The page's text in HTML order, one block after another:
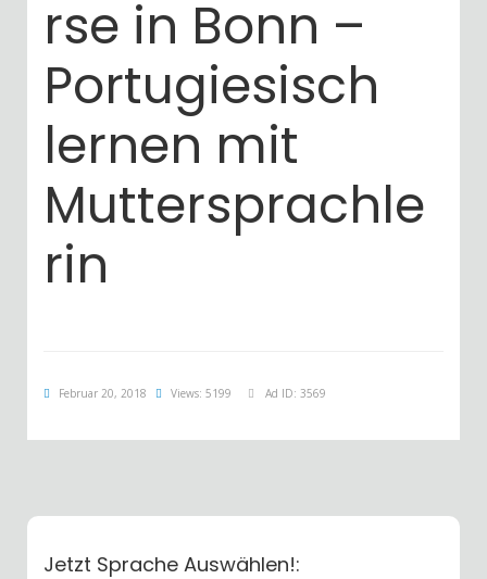
rse in Bonn –
Portugiesisch
lernen mit
Muttersprachle
rin
Februar 20, 2018 Views: 5199 Ad ID: 3569
Jetzt Sprache Auswählen!: